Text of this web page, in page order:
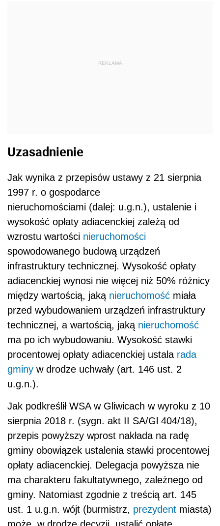
REKLAMA
Uzasadnienie
Jak wynika z przepisów ustawy z 21 sierpnia
1997 r. o gospodarce
nieruchomościami (dalej: u.g.n.), ustalenie i
wysokość opłaty adiacenckiej zależą od
wzrostu wartości nieruchomości
spowodowanego budową urządzeń
infrastruktury technicznej. Wysokość opłaty
adiacenckiej wynosi nie więcej niż 50% różnicy
między wartością, jaką nieruchomość miała
przed wybudowaniem urządzeń infrastruktury
technicznej, a wartością, jaką nieruchomość
ma po ich wybudowaniu. Wysokość stawki
procentowej opłaty adiacenckiej ustala rada
gminy w drodze uchwały (art. 146 ust. 2
u.g.n.).
Jak podkreślił WSA w Gliwicach w wyroku z 10
sierpnia 2018 r. (sygn. akt II SA/Gl 404/18),
przepis powyższy wprost nakłada na radę
gminy obowiązek ustalenia stawki procentowej
opłaty adiacenckiej. Delegacja powyższa nie
ma charakteru fakultatywnego, zależnego od
gminy. Natomiast zgodnie z treścią art. 145
ust. 1 u.g.n. wójt (burmistrz, prezydent miasta)